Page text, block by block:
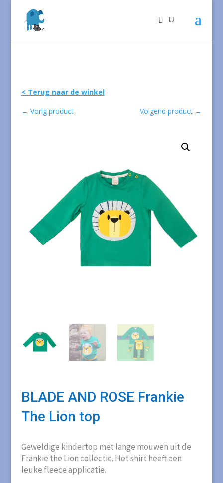
< Terug naar de winkel
← Vorig product Volgend product →
BLADE AND ROSE Frankie
The Lion top
Geweldige kindertop met lange mouwen uit de
Frankie the Lion collectie. Het shirt heeft een
leuke fleece applicatie.